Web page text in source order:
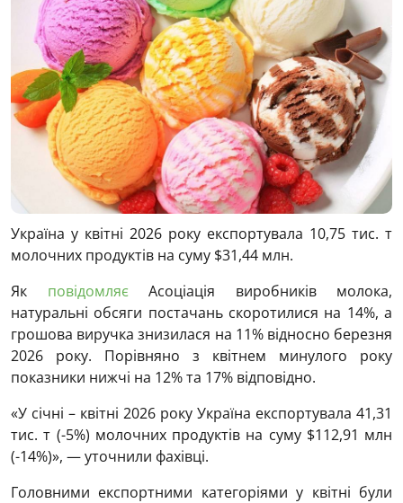
Україна у квітні 2026 року експортувала 10,75 тис. т
молочних продуктів на суму $31,44 млн.
Як повідомляєАсоціація виробників молока,
натуральні обсяги постачань скоротилися на 14%, а
грошова виручка знизилася на 11% відносно березня
2026 року. Порівняно з квітнем минулого року
показники нижчі на 12% та 17% відповідно.
«У січні – квітні 2026 року Україна експортувала 41,31
тис. т (-5%) молочних продуктів на суму $112,91 млн
(-14%)», — уточнили фахівці.
Головними експортними категоріями у квітні були